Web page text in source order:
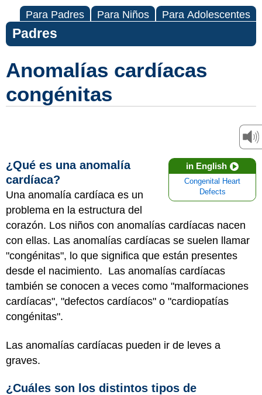
Para Padres Para Niños Para Adolescentes
Padres
Anomalías cardíacas
congénitas
in English
Congenital Heart
Defects
¿Qué es una anomalía
cardíaca?
Una anomalía cardíaca es un
problema en la estructura del
corazón. Los niños con anomalías cardíacas nacen
con ellas. Las anomalías cardíacas se suelen llamar
"congénitas", lo que significa que están presentes
desde el nacimiento. Las anomalías cardíacas
también se conocen a veces como "malformaciones
cardíacas", "defectos cardíacos" o "cardiopatías
congénitas".
Las anomalías cardíacas pueden ir de leves a
graves.
¿Cuáles son los distintos tipos de